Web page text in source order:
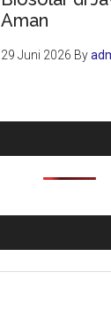
Aman
29 Juni 2026 By